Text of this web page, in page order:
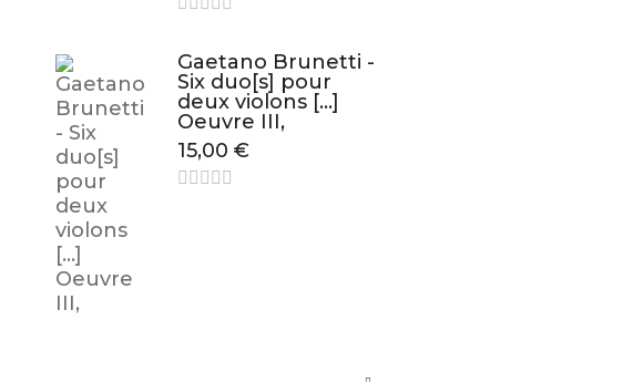
Gaetano Brunetti -
Six duo[s] pour
deux violons […]
Oeuvre III,
15,00 €